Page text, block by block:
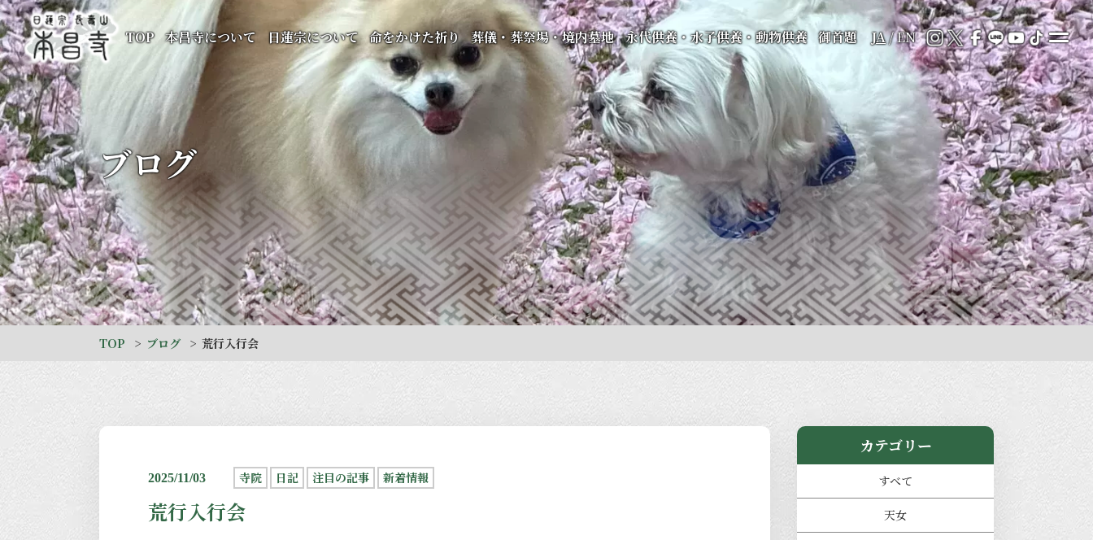
TOP 本昌寺について 日蓮宗について 命をかけた祈り 葬儀・葬祭場・境内墓地 永代供養・水子供養・動物供養 御首題 JA/EN
ブログ
TOP ブログ 荒行入行会
2025/11/03 寺院 日記 注目の記事 新着情報
荒行入行会
カテゴリー
すべて
天女